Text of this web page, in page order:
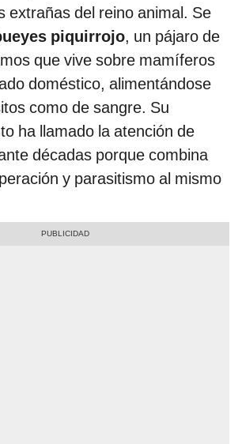
extrañas del reino animal. Se
piquirrojo, un pájaro de
que vive sobre mamíferos
doméstico, alimentándose
como de sangre. Su
ha llamado la atención de
décadas porque combina
y parasitismo al mismo